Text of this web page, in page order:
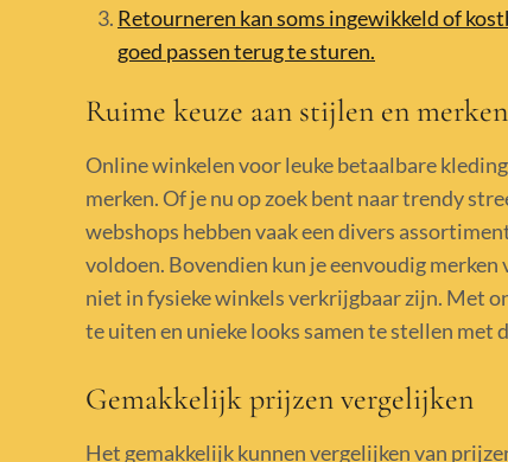
Retourneren kan soms ingewikkeld of
goed passen terug te sturen.
Ruime keuze aan stijlen en merken
Online winkelen voor leuke betaalbare
merken. Of je nu op zoek bent naar trendy
webshops hebben vaak een divers
voldoen. Bovendien kun je eenvoudig
niet in fysieke winkels verkrijgbaar zijn. Met
te uiten en unieke looks samen te stellen met
Gemakkelijk prijzen vergelijken
Het gemakkelijk kunnen vergelijken van